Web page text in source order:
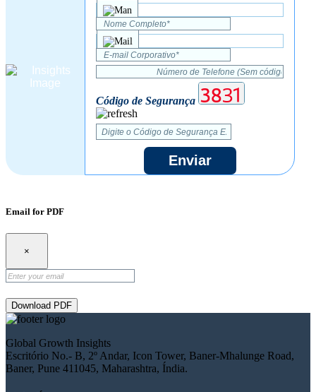
Código de Segurança
Enviar
Email for PDF
×
Download PDF
Global Growth Insights
Escritório No.- B, 2º Andar, Icon Tower, Baner-Mhalunge Road,
Baner, Pune 411045, Maharashtra, Índia.